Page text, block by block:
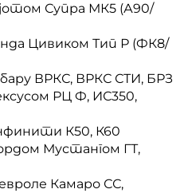
Супра МК5 (А90/
Цивиком Тип Р (ФК8/
ВРКС, ВРКС СТИ, БРЗ
РЦ Ф, ИС350,
К50, К60
Мустангом ГТ,
Камаро СС,